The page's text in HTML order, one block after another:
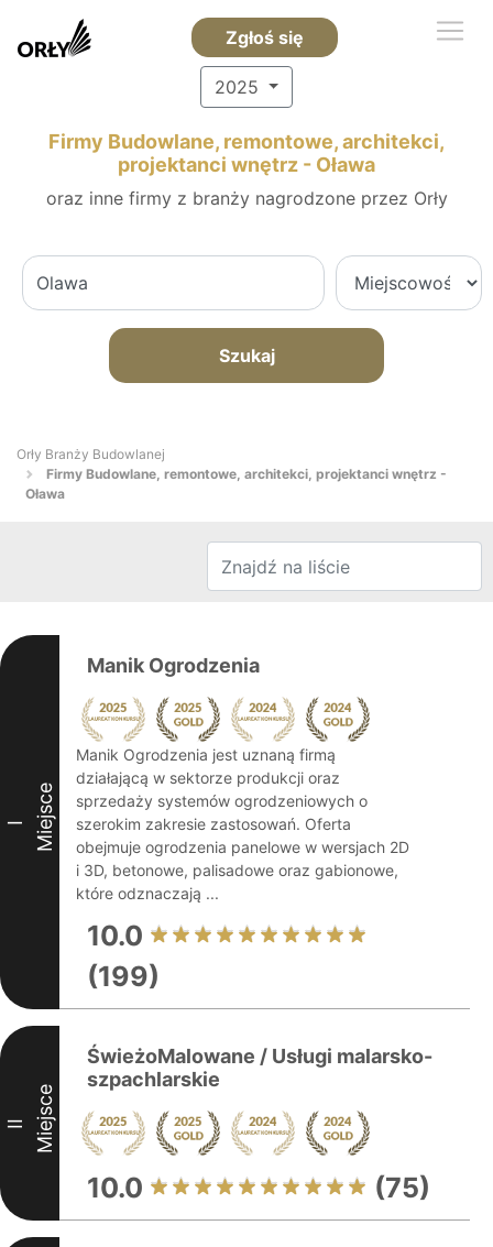
Zgłoś się
2025
Firmy Budowlane, remontowe, architekci,
projektanci wnętrz - Oława
oraz inne firmy z branży nagrodzone przez Orły
Szukaj
Orły Branży Budowlanej
Firmy Budowlane, remontowe, architekci, projektanci wnętrz -
Oława
I Miejsce
Manik Ogrodzenia
Manik Ogrodzenia jest uznaną firmą
działającą w sektorze produkcji oraz
sprzedaży systemów ogrodzeniowych o
szerokim zakresie zastosowań. Oferta
obejmuje ogrodzenia panelowe w wersjach 2D
i 3D, betonowe, palisadowe oraz gabionowe,
które odznaczają ...
10.0
(199)
II Miejsce
ŚwieżoMalowane / Usługi malarsko-
szpachlarskie
10.0 (75)